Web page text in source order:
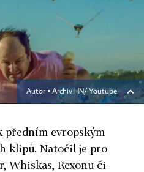
Autor ▪ Archiv HN/ Youtube
předním evropským
klipů. Natočil je pro
Whiskas, Rexonu či